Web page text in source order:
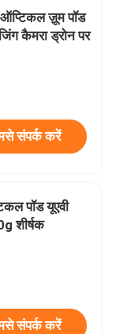
ज़ूम पॉड
कैमरा ड्रोन पर
संपर्क करें
पॉड यूएवी
शीर्षक
संपर्क करें